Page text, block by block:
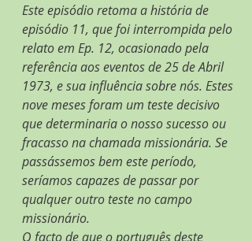
Este episódio retoma a história de
episódio 11, que foi interrompida pelo
relato em Ep. 12, ocasionado pela
referência aos eventos de 25 de Abril
1973, e sua influência sobre nós. Estes
nove meses foram um teste decisivo
que determinaria o nosso sucesso ou
fracasso na chamada missionária. Se
passássemos bem este período,
seríamos capazes de passar por
qualquer outro teste no campo
missionário.
O facto de que o português deste